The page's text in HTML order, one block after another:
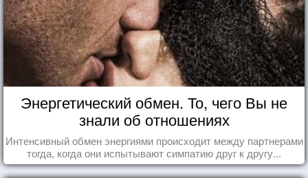
Энергетический обмен. То, чего Вы не
знали об отношениях
Интенсивный обмен энергиями происходит между партнерами
тогда, когда они испытывают симпатию друг к другу...